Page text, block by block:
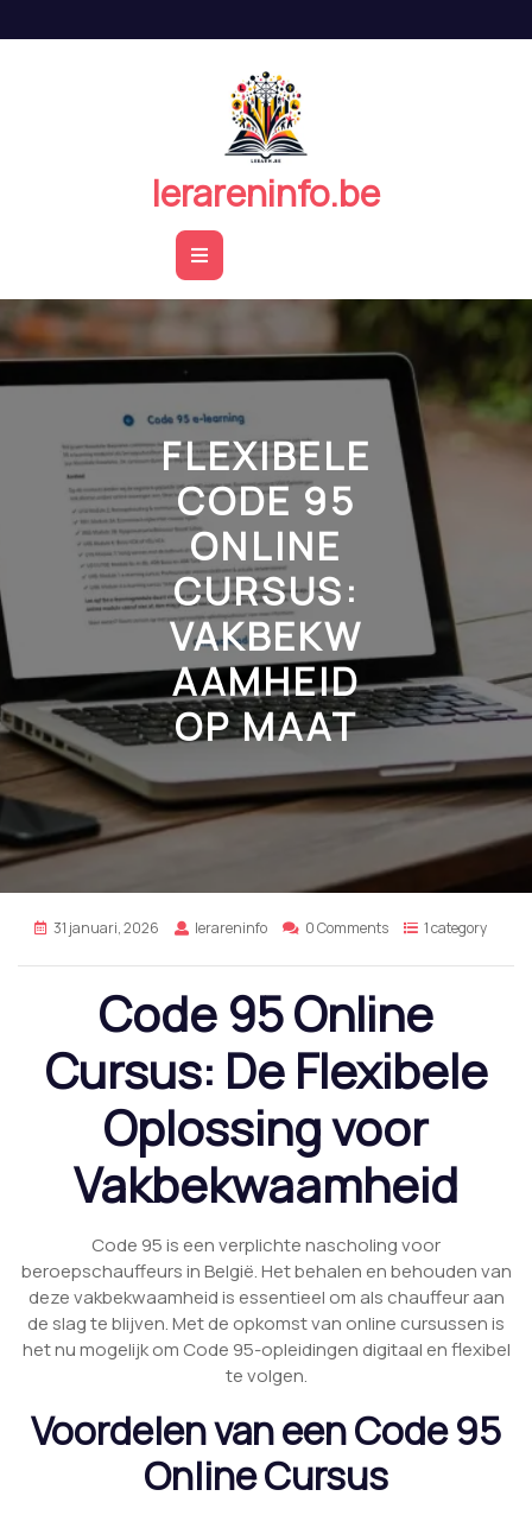
de
lerareninfo.be
Open
Button
FLEXIBELE
CODE 95
ONLINE
CURSUS:
VAKBEKW
AAMHEID
OP MAAT
31 januari, 2026 lerareninfo 0 Comments 1 category
Code 95 Online
Cursus: De Flexibele
Oplossing voor
Vakbekwaamheid
Code 95 is een verplichte nascholing voor
beroepschauffeurs in België. Het behalen en behouden van
deze vakbekwaamheid is essentieel om als chauffeur aan
de slag te blijven. Met de opkomst van online cursussen is
het nu mogelijk om Code 95-opleidingen digitaal en flexibel
te volgen.
Voordelen van een Code 95
Online Cursus